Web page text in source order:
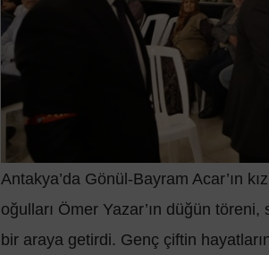
Antakya’da Gönül-Bayram Acar’ın
oğulları Ömer Yazar’ın düğün
bir araya getirdi. Genç çiftin